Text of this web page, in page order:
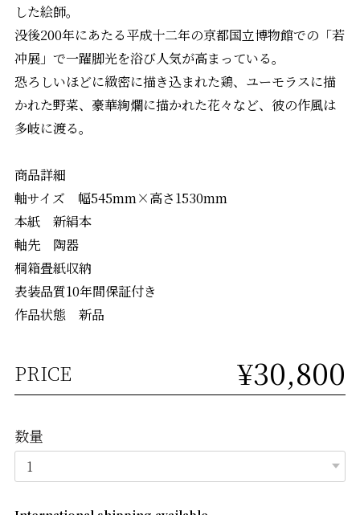
した絵師。
没後200年にあたる平成十二年の京都国立博物館での「若
冲展」で一躍脚光を浴び人気が高まっている。
恐ろしいほどに緻密に描き込まれた鶏、ユーモラスに描
かれた野菜、豪華絢爛に描かれた花々など、彼の作風は
多岐に渡る。
商品詳細
軸サイズ 幅545mm×高さ1530mm
本紙 新絹本
軸先 陶器
桐箱畳紙収納
表装品質10年間保証付き
作品状態 新品
PRICE ¥30,800
数量